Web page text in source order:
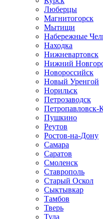
Люберцы
Магнитогорск
Мытищи
Набережные
Находка
Нижневартовск
Нижний
Новороссийск
Новый Уренгой
Норильск
Петрозаводск
Петропавловск-
Пушкино
Реутов
Ростов-на-Дону
Самара
Саратов
Смоленск
Ставрополь
Старый Оскол
Сыктывкар
Тамбов
Тверь
Тула